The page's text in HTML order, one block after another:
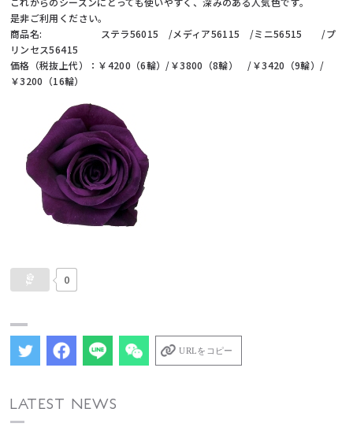
是非ご利用ください。
商品名: ステラ56015 /メディア56115 /ミニ56515 /プ
リンセス56415
価格（税抜上代）：￥4200（6輪）/￥3800（8輪） /￥3420（9輪）/
￥3200（16輪）
0
URLをコピー
LATEST NEWS